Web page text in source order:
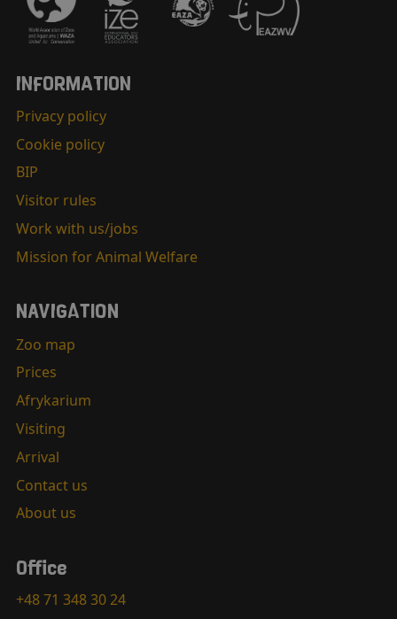
INFORMATION
Privacy policy
Cookie policy
BIP
Visitor rules
Work with us/jobs
Mission for Animal Welfare
NAVIGATION
Zoo map
Prices
Afrykarium
Visiting
Arrival
Contact us
About us
Office
+48 71 348 30 24